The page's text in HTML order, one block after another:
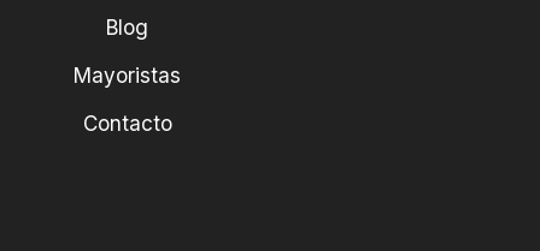
Blog
Mayoristas
Contacto